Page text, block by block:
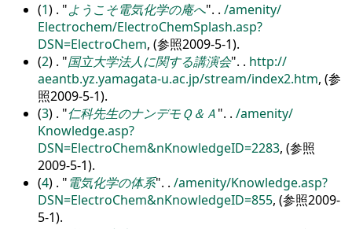
(1) . ようこそ電気化学の庵へ . . /amenity/
Electrochem/ElectroChemSplash.asp?
DSN=ElectroChem, (参照2009-5-1).
(2) . 国立大学法人に関する講演会 . . http://
aeantb.yz.yamagata-u.ac.jp/stream/index2.htm, (参
照2009-5-1).
(3) . 仁科先生のナンデモＱ＆Ａ . . /amenity/
Knowledge.asp?
DSN=ElectroChem&nKnowledgeID=2283, (参照
2009-5-1).
(4) . 電気化学の体系 . . /amenity/Knowledge.asp?
DSN=ElectroChem&nKnowledgeID=855, (参照2009-
5-1).